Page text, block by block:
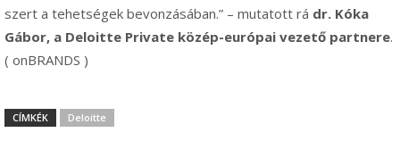
szert a tehetségek bevonzásában.” – mutatott rá dr. Kóka
Gábor, a Deloitte Private közép-európai vezető partnere.
( onBRANDS )
CÍMKÉK Deloitte